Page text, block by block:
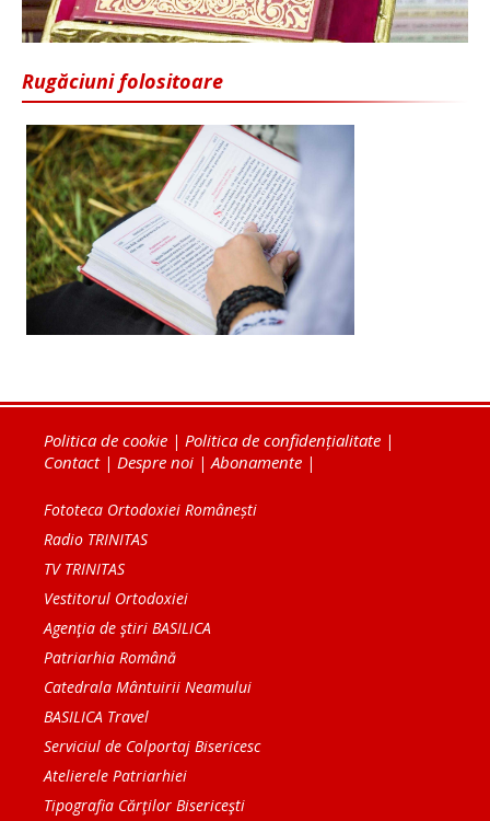
Rugăciuni folositoare
Politica de cookie | Politica de confidențialitate |
Contact| Despre noi | Abonamente |
Fototeca Ortodoxiei Românești
Radio TRINITAS
TV TRINITAS
Vestitorul Ortodoxiei
Agenţia de ştiri BASILICA
Patriarhia Română
Catedrala Mântuirii Neamului
BASILICA Travel
Serviciul de Colportaj Bisericesc
Atelierele Patriarhiei
Tipografia Cărţilor Bisericeşti